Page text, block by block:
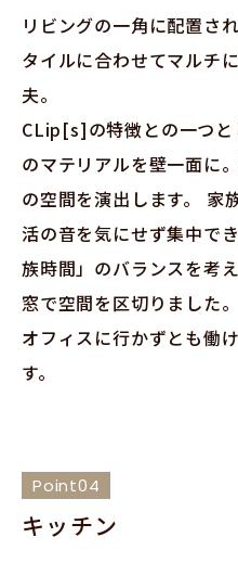
リビングの一角に配置さ
タイルに合わせてマルチ
夫。
CLip[s]の特徴との一つと
のマテリアルを壁一面に
の空間を演出します。 家
活の音を気にせず集中で
族時間」のバランスを考
窓で空間を区切りました。
オフィスに行かずとも働
す。
Point04
キッチン